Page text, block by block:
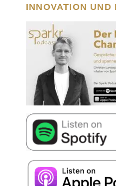
INNOVATION UND